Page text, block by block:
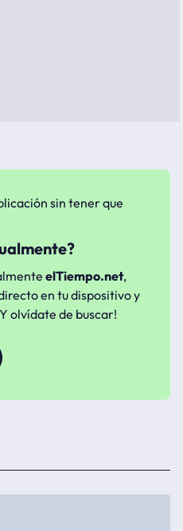
sin tener que
elTiempo.net,
en tu dispositivo y
olvídate de buscar!